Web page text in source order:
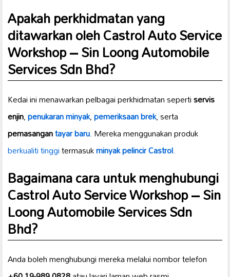
Apakah perkhidmatan yang
ditawarkan oleh Castrol Auto Service
Workshop – Sin Loong Automobile
Services Sdn Bhd?
Kedai ini menawarkan pelbagai perkhidmatan sepertiservis
enjin,penukaran minyak,pemeriksaan brek, serta
pemasangantayar baru. Mereka menggunakan produk
berkualiti tinggitermasukminyak pelincir Castrol.
Bagaimana cara untuk menghubungi
Castrol Auto Service Workshop – Sin
Loong Automobile Services Sdn
Bhd?
Anda boleh menghubungi mereka melalui nombor telefon